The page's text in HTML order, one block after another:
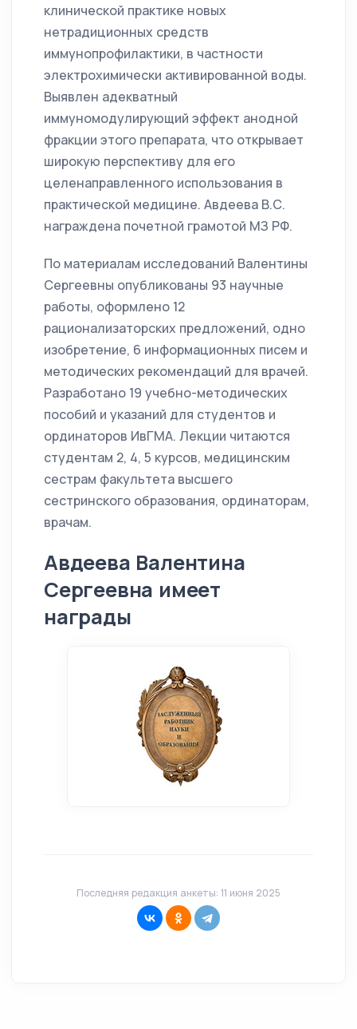
клинической практике новых
нетрадиционных средств
иммунопрофилактики, в частности
электрохимически активированной воды.
Выявлен адекватный
иммуномодулирующий эффект анодной
фракции этого препарата, что открывает
широкую перспективу для его
целенаправленного использования в
практической медицине. Авдеева В.С.
награждена почетной грамотой МЗ РФ.
По материалам исследований Валентины
Сергеевны опубликованы 93 научные
работы, оформлено 12
рационализаторских предложений, одно
изобретение, 6 информационных писем и
методических рекомендаций для врачей.
Разработано 19 учебно-методических
пособий и указаний для студентов и
ординаторов ИвГМА. Лекции читаются
студентам 2, 4, 5 курсов, медицинским
сестрам факультета высшего
сестринского образования, ординаторам,
врачам.
Авдеева Валентина
Сергеевна имеет
награды
Последняя редакция анкеты: 11 июня 2025